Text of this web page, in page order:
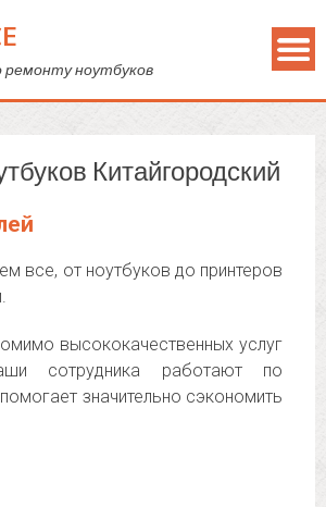
ноутбуков
Китайгородский
все, от ноутбуков до принтеров
высококачественных услуг
сотрудника работают по
значительно сэкономить